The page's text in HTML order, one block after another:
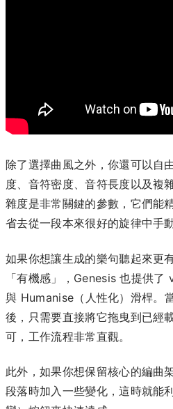
除了選擇曲風之外，你還可以自
度、音符密度、音符長度以及複
雜度是非常關鍵的參數，它們能
省去從一段本來很好的旋律中手
如果你想讓生成的樂句聽起來更
「有機感」，Genesis 也提供
與 Humanise（人性化）滑桿。
後，只需要直接將它拖曳到已經
可，工作流程非常直觀。
此外，如果你想保留核心的編曲
段落時加入一些變化，這時就能